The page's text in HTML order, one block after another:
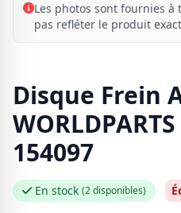
Les photos sont fournies
pas refléter le produit
Disque Frein
154097
En stock (2 disponibles)